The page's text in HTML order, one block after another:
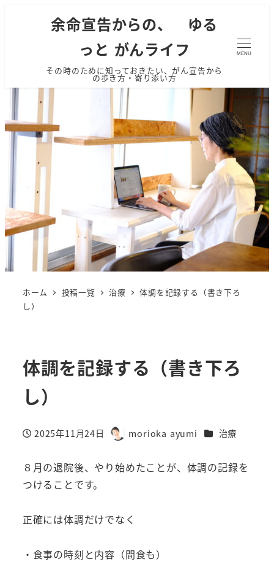
余命宣告からの、 ゆる
っと がんライフ
その時のために知っておきたい、がん宣告から
の歩き方・寄り添い方
MENU
ホーム 投稿一覧 治療
体調を記録する（書き下ろ
し）
体調を記録する（書き下ろ
し）
投稿日
2025年11月24日
著
morioka ayumi カテゴリー
治療
８月の退院後、やり始めたことが、体調の記録を
つけることです。
正確には体調だけでなく
・食事の時刻と内容（間食も）